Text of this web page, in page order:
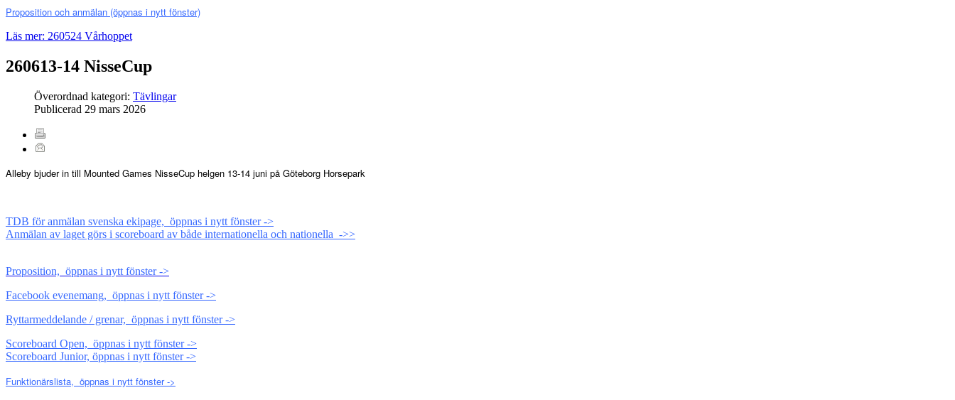
Proposition och anmälan (öppnas i nytt fönster)
Läs mer: 260524 Vårhoppet
260613-14 NisseCup
Överordnad kategori: Tävlingar
Publicerad 29 mars 2026
Alleby bjuder in till Mounted Games NisseCup helgen 13-14 juni på Göteborg Horsepark
TDB för anmälan svenska ekipage, öppnas i nytt fönster ->
Anmälan av laget görs i scoreboard av både internationella och nationella ->>
Proposition, öppnas i nytt fönster ->
Facebook evenemang, öppnas i nytt fönster ->
Ryttarmeddelande / grenar, öppnas i nytt fönster ->
Scoreboard Open, öppnas i nytt fönster ->
Scoreboard Junior, öppnas i nytt fönster ->
Funktionärslista, öppnas i nytt fönster ->